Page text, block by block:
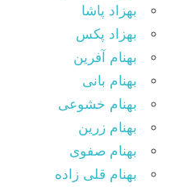
بهزاد پاشا
بهزاد پکس
بهنام آفرین
بهنام بانی
بهنام خشوعی
بهنام زرین
بهنام صفوی
بهنام قلی زاده